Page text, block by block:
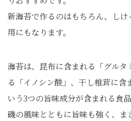
新海苔で作るのはもちろん、し
用にもなります。
海苔は、昆布に含まれる「グル
る「イノシン酸」、干し椎茸に含
いう3つの旨味成分が含まれる食品
磯の風味とともに旨味も強く、ま